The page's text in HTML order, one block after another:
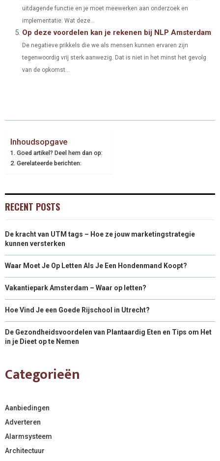
uitdagende functie en je moet meewerken aan onderzoek en
implementatie. Wat deze...
Op deze voordelen kan je rekenen bij NLP Amsterdam
De negatieve prikkels die we als mensen kunnen ervaren zijn
tegenwoordig vrij sterk aanwezig. Dat is niet in het minst het gevolg
van de opkomst...
Inhoudsopgave
Goed artikel? Deel hem dan op:
Gerelateerde berichten:
RECENT POSTS
De kracht van UTM tags – Hoe ze jouw marketingstrategie
kunnen versterken
Waar Moet Je Op Letten Als Je Een Hondenmand Koopt?
Vakantiepark Amsterdam – Waar op letten?
Hoe Vind Je een Goede Rijschool in Utrecht?
De Gezondheidsvoordelen van Plantaardig Eten en Tips om Het
in je Dieet op te Nemen
Categorieën
Aanbiedingen
Adverteren
Alarmsysteem
Architectuur